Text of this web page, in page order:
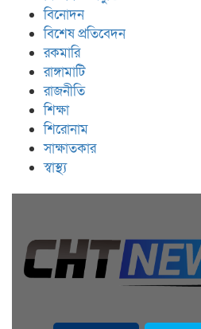
বিনোদন
বিশেষ প্রতিবেদন
রকমারি
রাঙ্গামাটি
রাজনীতি
শিক্ষা
শিরোনাম
সাক্ষাতকার
স্বাস্থ্য